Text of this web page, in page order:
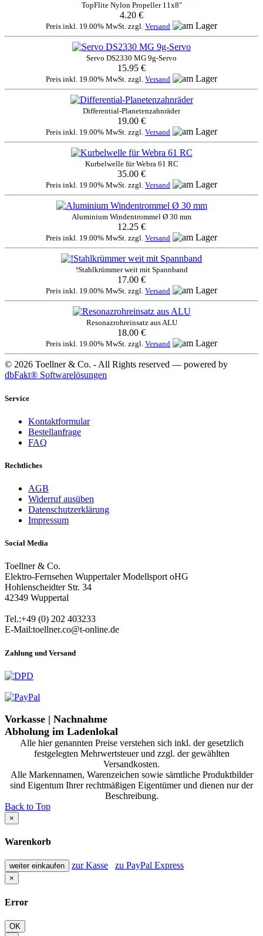
TopFlite Nylon Propeller 11x8"
4.20 €
Preis inkl. 19.00% MwSt. zzgl. Versand
Servo DS2330 MG 9g-Servo
15.95 €
Preis inkl. 19.00% MwSt. zzgl. Versand
Differential-Planetenzahnräder
19.00 €
Preis inkl. 19.00% MwSt. zzgl. Versand
Kurbelwelle für Webra 61 RC
35.00 €
Preis inkl. 19.00% MwSt. zzgl. Versand
Aluminium Windentrommel Ø 30 mm
12.25 €
Preis inkl. 19.00% MwSt. zzgl. Versand
!Stahlkrümmer weit mit Spannband
17.00 €
Preis inkl. 19.00% MwSt. zzgl. Versand
Resonazrohreinsatz aus ALU
18.00 €
Preis inkl. 19.00% MwSt. zzgl. Versand
© 2026 Toellner & Co. - All Rights reserved — powered by
dbFakt® Softwarelösungen
Service
Kontaktformular
Bestellanfrage
FAQ
Rechtliches
AGB
Widerruf ausüben
Datenschutzerklärung
Impressum
Social Media
Toellner & Co.
Elektro-Fernsehen Wuppertaler Modellsport oHG
Hohlenscheidter Str. 34
42349 Wuppertal
Tel.:+49 (0) 202 403233
E-Mail:toellner.co@t-online.de
Zahlung und Versand
Vorkasse | Nachnahme
Abholung im Ladenlokal
Alle hier genannten Preise verstehen sich inkl. der gesetzlich
festgelegten Mehrwertsteuer und zzgl. der gewählten
Versandkosten.
Alle Markennamen, Warenzeichen sowie sämtliche Produktbilder
sind Eigentum Ihrer rechtmäßigen Eigentümer und dienen nur der
Beschreibung.
Back to Top
×
Warenkorb
weiter einkaufen zur Kasse zu PayPal Express
×
Error
OK